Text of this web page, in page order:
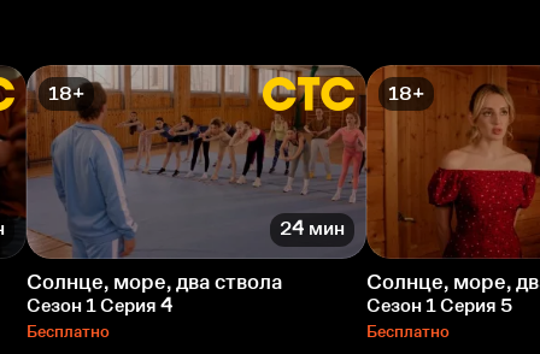
18+
24 мин
Солнце, море, два ствола
Сезон 1 Серия 4
Бесплатно
18+
Солнце, море,
Сезон 1 Серия 5
Бесплатно